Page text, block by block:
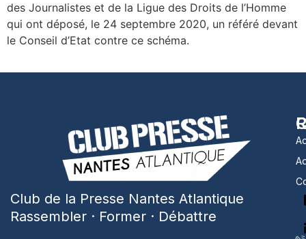
des Journalistes et de la Ligue des Droits de l’Homme
qui ont déposé, le 24 septembre 2020, un référé devant
le Conseil d’Etat contre ce schéma.
Club de la Presse Nantes Atlantique
Rassembler · Former · Débattre